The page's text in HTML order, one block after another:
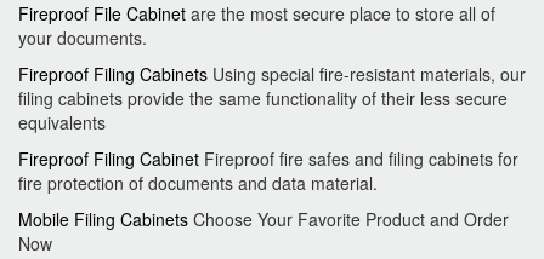
Fireproof File Cabinet are the most secure place to store all of
your documents.
Fireproof Filing Cabinets Using special fire-resistant materials, our
filing cabinets provide the same functionality of their less secure
equivalents
Fireproof Filing Cabinet Fireproof fire safes and filing cabinets for
fire protection of documents and data material.
Mobile Filing Cabinets Choose Your Favorite Product and Order
Now